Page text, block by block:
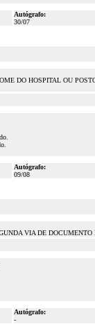
Autógrafo:
30/07
DO HOSPITAL OU
Autógrafo:
09/08
VIA DE
Autógrafo:
-